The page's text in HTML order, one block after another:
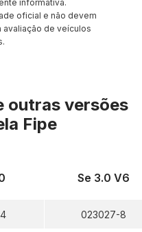
informativa.
oficial e não devem
avaliação de veículos
outras versões
Fipe
Se 3.0 V6
023027-8